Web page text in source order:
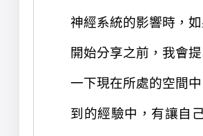
神經系統的影響時，
開始分享之前，我會提
一下現在所處的空間
到的經驗中，有讓自